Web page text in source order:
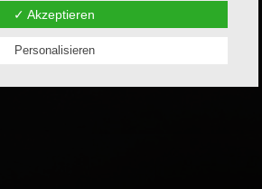
oder für die Verarbeitung
für die Verarbeitung Verantwortlicher ist
allein oder gemeinsam mit anderen
✓ Akzeptieren
Personalisieren